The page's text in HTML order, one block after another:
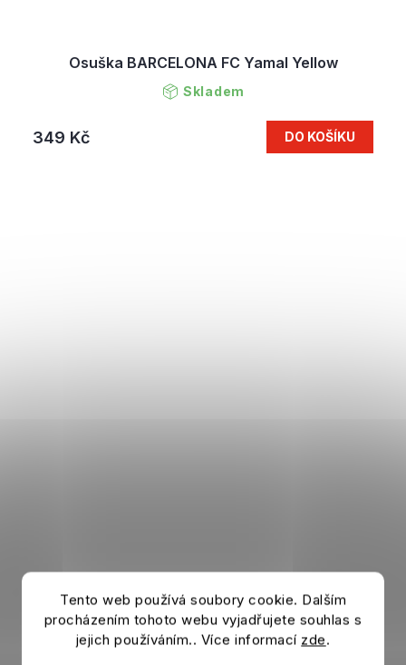
Tento web používá soubory cookie. Dalším
procházením tohoto webu vyjadřujete souhlas s
jejich používáním.. Více informací zde.
Osuška BARCELONA FC Yamal Yellow
Skladem
349 Kč DO KOŠÍKU